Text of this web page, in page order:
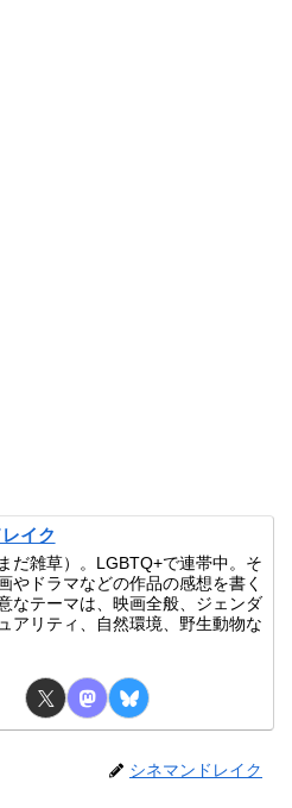
イク
だ雑草）。LGBTQ+で連帯中。そ
やドラマなどの作品の感想を書く
なテーマは、映画全般、ジェンダ
アリティ、自然環境、野生動物な
シネマンドレイク